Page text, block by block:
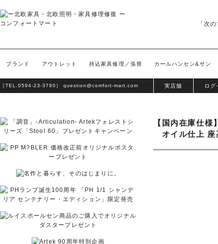
「次
ブランド アウトレット 持込家具修理／張替 カールハンセン&サン
［TEL. 0594-23-3780］ question@comfort-mart.com 実店舗 ログ
【国内在庫仕
オイル仕上 座